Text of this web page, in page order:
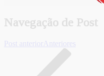
Navegação de Post
Post anterior Anteriores